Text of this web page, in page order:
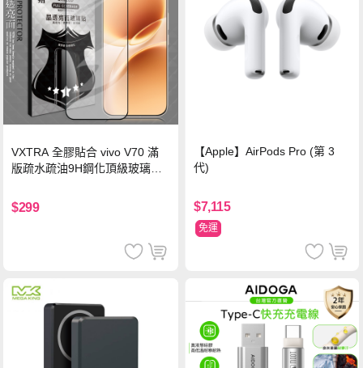
VXTRA 全膠貼合 vivo V70 滿
版疏水疏油9H鋼化頂級玻璃貼
$299
【Apple】AirPods Pro (第 3
代)
$7,115
免運